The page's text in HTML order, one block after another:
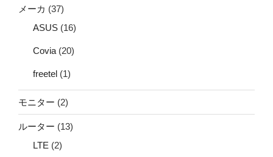
メーカ (37)
ASUS (16)
Covia (20)
freetel (1)
モニター (2)
ルーター (13)
LTE (2)